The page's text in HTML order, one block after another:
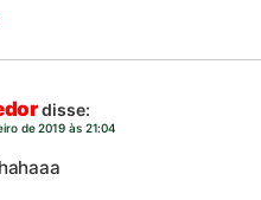
disse:
de 2019 às 21:04